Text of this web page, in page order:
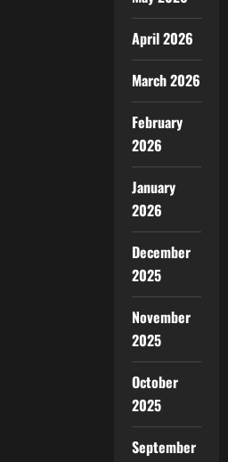
April 2026
March 2026
February
2026
January
2026
December
2025
November
2025
October
2025
September